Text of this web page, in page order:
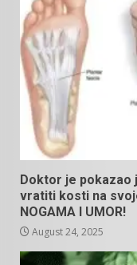
Doktor je pokazao
vratiti kosti na
NOGAMA I UMOR!
August 24, 2025